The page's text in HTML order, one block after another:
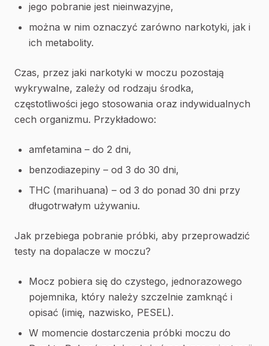
jego pobranie jest nieinwazyjne,
można w nim oznaczyć zarówno narkotyki, jak i
ich metabolity.
Czas, przez jaki narkotyki w moczu pozostają
wykrywalne, zależy od rodzaju środka,
częstotliwości jego stosowania oraz indywidualnych
cech organizmu. Przykładowo:
amfetamina – do 2 dni,
benzodiazepiny – od 3 do 30 dni,
THC (marihuana) – od 3 do ponad 30 dni przy
długotrwałym używaniu.
Jak przebiega pobranie próbki, aby przeprowadzić
testy na dopalacze w moczu?
Mocz pobiera się do czystego, jednorazowego
pojemnika, który należy szczelnie zamknąć i
opisać (imię, nazwisko, PESEL).
W momencie dostarczenia próbki moczu do